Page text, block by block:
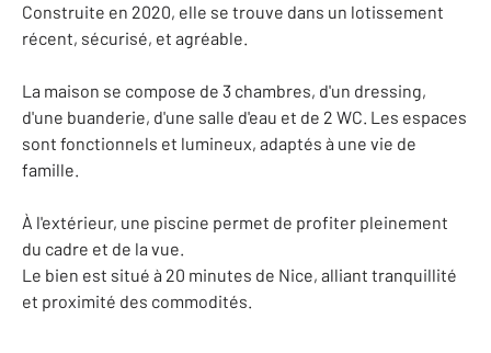
Construite en 2020, elle se trouve dans un lotissement
récent, sécurisé, et agréable.
La maison se compose de 3 chambres, d'un dressing,
d'une buanderie, d'une salle d'eau et de 2 WC. Les espaces
sont fonctionnels et lumineux, adaptés à une vie de
famille.
À l'extérieur, une piscine permet de profiter pleinement
du cadre et de la vue.
Le bien est situé à 20 minutes de Nice, alliant tranquillité
et proximité des commodités.